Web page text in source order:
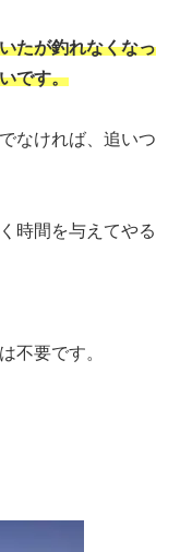
たが釣れなくなっ
です。
なければ、追いつ
時間を与えてやる
不要です。